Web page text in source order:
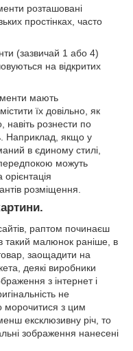
розташовані
простінках, часто
(зазвичай 1 або 4)
на відкритих
мають
їх довільно, як
навіть рознести по
Наприклад, якщо у
в єдиному стилі,
передпокою можуть
розміщення.
сайтів, раптом починаєш
такий малюнок раніше, в
заощадити на
деякі виробники
з інтернет і
не
морочитися з цим
ексклюзивну річ, то
зображення нанесені